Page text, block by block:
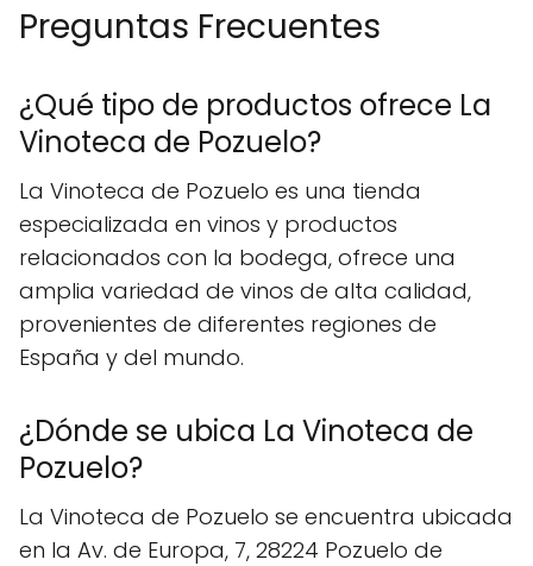
Preguntas Frecuentes
¿Qué tipo de productos ofrece La
Vinoteca de Pozuelo?
La Vinoteca de Pozuelo es una tienda
especializada en vinos y productos
relacionados con la bodega, ofrece una
amplia variedad de vinos de alta calidad,
provenientes de diferentes regiones de
España y del mundo.
¿Dónde se ubica La Vinoteca de
Pozuelo?
La Vinoteca de Pozuelo se encuentra ubicada
en la Av. de Europa, 7, 28224 Pozuelo de